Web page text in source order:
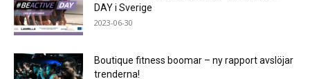
DAY i Sverige
2023-06-30
Boutique fitness boomar – ny rapport avslöjar
trenderna!